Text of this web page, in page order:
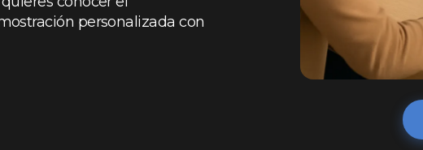
personalizada con